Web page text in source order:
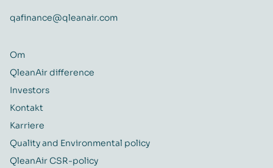
qafinance@qleanair.com
Om
QleanAir difference
Investors
Kontakt
Karriere
Quality and Environmental policy
QleanAir CSR-policy